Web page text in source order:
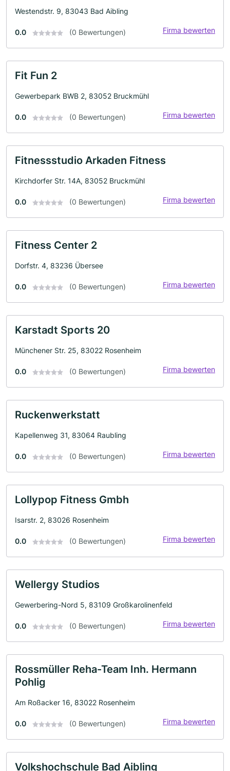
Westendstr. 9, 83043 Bad Aibling
0.0 (0 Bewertungen) Firma bewerten
Fit Fun 2
Gewerbepark BWB 2, 83052 Bruckmühl
0.0 (0 Bewertungen) Firma bewerten
Fitnessstudio Arkaden Fitness
Kirchdorfer Str. 14A, 83052 Bruckmühl
0.0 (0 Bewertungen) Firma bewerten
Fitness Center 2
Dorfstr. 4, 83236 Übersee
0.0 (0 Bewertungen) Firma bewerten
Karstadt Sports 20
Münchener Str. 25, 83022 Rosenheim
0.0 (0 Bewertungen) Firma bewerten
Ruckenwerkstatt
Kapellenweg 31, 83064 Raubling
0.0 (0 Bewertungen) Firma bewerten
Lollypop Fitness Gmbh
Isarstr. 2, 83026 Rosenheim
0.0 (0 Bewertungen) Firma bewerten
Wellergy Studios
Gewerbering-Nord 5, 83109 Großkarolinenfeld
0.0 (0 Bewertungen) Firma bewerten
Rossmüller Reha-Team Inh. Hermann
Pohlig
Am Roßacker 16, 83022 Rosenheim
0.0 (0 Bewertungen) Firma bewerten
Volkshochschule Bad Aibling